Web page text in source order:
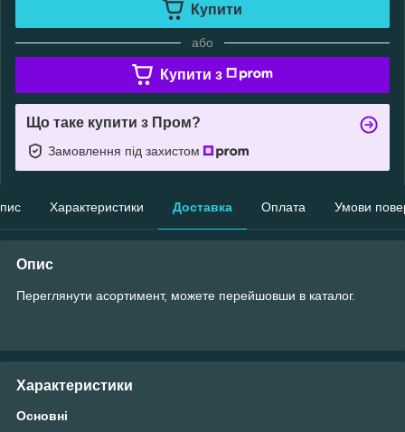
Купити
або
Купити з
Що таке купити з Пром?
Замовлення під захистом
Характеристики Доставка Оплата Умови
Опис
Переглянути асортимент, можете перейшовши в каталог.
Характеристики
Основні